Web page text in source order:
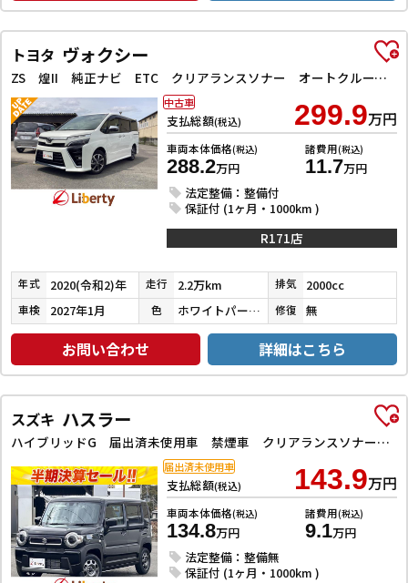
トヨタ ヴォクシー
ZS 煌II 純正ナビ ETC クリアランスソナー オートクルーズコントロール レーンアシスト 衝突被害軽減システム 両側電動スライドドア オートマチックハイビーム オートライト LEDヘッドランプ
支払総額(税込) 299.9万円
車両本体価格(税込)
288.2万円
諸費用(税込)
11.7万円
法定整備：整備付
保証付 (1ヶ月・1000km )
中古車
R171店
年式 2020(令和2)年 走行 2.2万km 排気 2000cc
車検 2027年1月 色 ホワイトパールクリスタルシャイン 修復 無
お問い合わせ 詳細はこちら
スズキ ハスラー
ハイブリッドG 届出済未使用車 禁煙車 クリアランスソナー オートクルーズコントロール レーンアシスト 衝突被害軽減システム オートライト LEDヘッドランプ スマートキー シートヒーター CVT
支払総額(税込) 143.9万円
車両本体価格(税込)
134.8万円
諸費用(税込)
9.1万円
法定整備：整備無
保証付 (1ヶ月・1000km )
届出済未使用車